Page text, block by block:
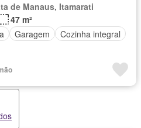
de Manaus, Itamarati
47 m²
Garagem
Cozinha integral